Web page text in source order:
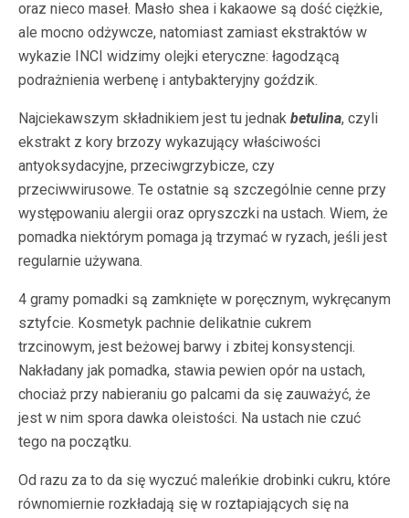
oraz nieco maseł. Masło shea i kakaowe są dość ciężkie,
ale mocno odżywcze, natomiast zamiast ekstraktów w
wykazie INCI widzimy olejki eteryczne: łagodzącą
podrażnienia werbenę i antybakteryjny goździk.
Najciekawszym składnikiem jest tu jednak betulina, czyli
ekstrakt z kory brzozy wykazujący właściwości
antyoksydacyjne, przeciwgrzybicze, czy
przeciwwirusowe. Te ostatnie są szczególnie cenne przy
występowaniu alergii oraz opryszczki na ustach. Wiem, że
pomadka niektórym pomaga ją trzymać w ryzach, jeśli jest
regularnie używana.
4 gramy pomadki są zamknięte w poręcznym, wykręcanym
sztyfcie. Kosmetyk pachnie delikatnie cukrem
trzcinowym, jest beżowej barwy i zbitej konsystencji.
Nakładany jak pomadka, stawia pewien opór na ustach,
chociaż przy nabieraniu go palcami da się zauważyć, że
jest w nim spora dawka oleistości. Na ustach nie czuć
tego na początku.
Od razu za to da się wyczuć maleńkie drobinki cukru, które
równomiernie rozkładają się w roztapiających się na